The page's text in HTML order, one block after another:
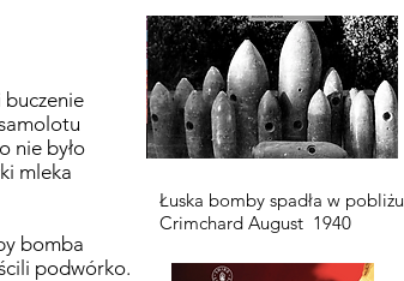
buczenie
nie było
mleka
bomba
podwórko.
Łuska bomby spadła w pobliżu
Crimchard August 1940